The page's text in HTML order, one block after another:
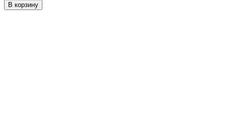
В корзину